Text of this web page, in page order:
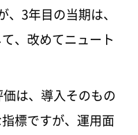
3年目の当期は、
、改めてニュート
は、導入そのもの
標ですが、運用面